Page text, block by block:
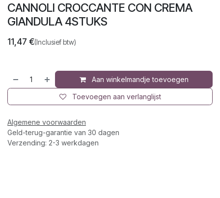
CANNOLI CROCCANTE CON CREMA
GIANDULA 4STUKS
11,47 €(Inclusief btw)
Aan winkelmandje toevoegen
Toevoegen aan verlanglijst
Algemene voorwaarden
Geld-terug-garantie van 30 dagen
Verzending: 2-3 werkdagen